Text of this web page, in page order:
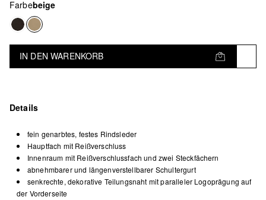
Farbebeige
IN DEN WARENKORB
Details
fein genarbtes, festes Rindsleder
Hauptfach mit Reißverschluss
Innenraum mit Reißverschlussfach und zwei Steckfächern
abnehmbarer und längenverstellbarer Schultergurt
senkrechte, dekorative Teilungsnaht mit paralleler Logoprägung auf
der Vorderseite